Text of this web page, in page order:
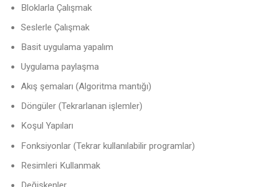
Bloklarla Çalışmak
Seslerle Çalışmak
Basit uygulama yapalım
Uygulama paylaşma
Akış şemaları (Algoritma mantığı)
Döngüler (Tekrarlanan işlemler)
Koşul Yapıları
Fonksiyonlar (Tekrar kullanılabilir programlar)
Resimleri Kullanmak